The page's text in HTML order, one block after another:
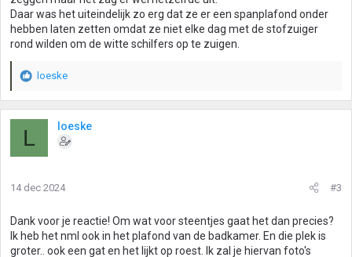
Daar was het uiteindelijk zo erg dat ze er een spanplafond onder
hebben laten zetten omdat ze niet elke dag met de stofzuiger
rond wilden om de witte schilfers op te zuigen.
W
a
n
e
n
:
loeske
L loeske
14 dec 2024 #3
Dank voor je reactie! Om wat voor steentjes gaat het dan precies?
Ik heb het nml ook in het plafond van de badkamer. En die plek is
groter.. ook een gat en het lijkt op roest. Ik zal je hiervan foto's